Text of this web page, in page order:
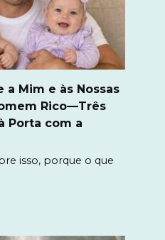
a Mim e às Nossas
Rico—Três
Porta com a
isso, porque o que